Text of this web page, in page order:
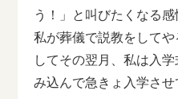
う！」と叫びたくなる
私が葬儀で説教をして
してその翌月、私は入
み込んで急きょ入学させ